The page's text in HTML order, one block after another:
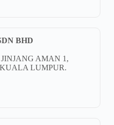
BHD
AMAN 1,
LUMPUR.